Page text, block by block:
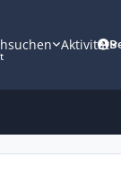
Aktivität